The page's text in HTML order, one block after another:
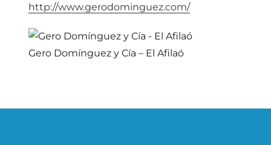
http://www.gerodominguez.com/
Gero Domínguez y Cía – El Afilaó